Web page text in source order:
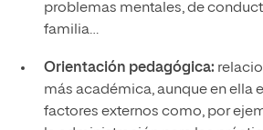
problemas mentales, de
familia…
Orientación pedagógica:
más académica, aunque en ella
factores externos como, por